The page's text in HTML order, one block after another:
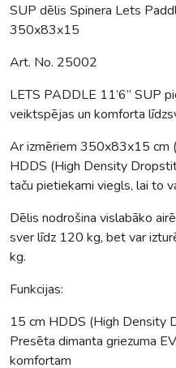
SUP dēlis Spinera Lets
350x83x15
Art. No. 25002
LETS PADDLE 11’6” SUP
veiktspējas un komforta
Ar izmēriem 350x83x15 cm
HDDS (High Density
taču pietiekami viegls, lai to
Dēlis nodrošina vislabāko
sver līdz 120 kg, bet var
kg.
Funkcijas:
15 cm HDDS (High Density
Presēta dimanta griezuma
komfortam